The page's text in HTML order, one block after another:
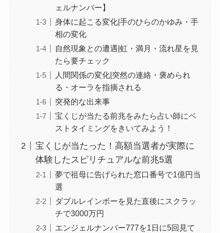
ェルナンバー】
身体に起こる変化|手のひらのかゆみ・手
相の変化
自然現象との遭遇|虹・満月・流れ星を見
たら要チェック
人間関係の変化|突然の連絡・褒められ
る・オーラを指摘される
突発的な出来事
宝くじが当たる前兆をみたら占い師にベ
ストタイミングをきいてみよう！
宝くじが当たった！高額当選者が実際に
体験したスピリチュアルな前兆5選
夢で祖母に告げられた窓口番号で1億円当
選
ダブルレインボーを見た直後にスクラッ
チで3000万円
エンジェルナンバー777を1日に5回見て